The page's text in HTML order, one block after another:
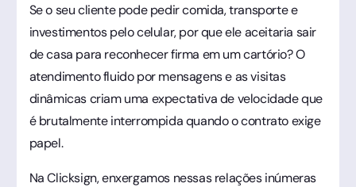
Se o seu cliente pode pedir comida, transporte e
investimentos pelo celular, por que ele aceitaria sair
de casa para reconhecer firma em um cartório? O
atendimento fluido por mensagens e as visitas
dinâmicas criam uma expectativa de velocidade que
é brutalmente interrompida quando o contrato exige
papel.
Na Clicksign, enxergamos nessas relações inúmeras